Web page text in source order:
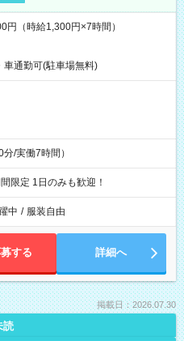
円（時給1,300円×7時間）
車通勤可(駐車場無料)
/実働7時間）
限定 1日のみも歓迎！
中 / 服装自由
する 詳細へ
掲載日：2026.07.30
読